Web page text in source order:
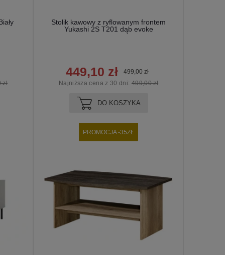
zł
Stolik kawowy z ryflowanym frontem
Yukashi 2S T201 dąb evoke
449,10 zł
499,00 zł
Najniższa cena z 30 dni: 499,00 zł
DO KOSZYKA
PROMOCJA -35ZŁ